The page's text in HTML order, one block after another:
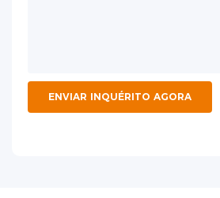
ENVIAR INQUÉRITO AGORA